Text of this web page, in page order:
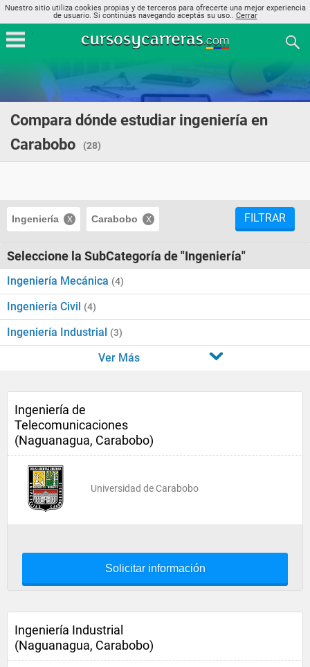
Nuestro sitio utiliza cookies propias y de terceros para ofrecerte una mejor experiencia
de usuario. Si continúas navegando aceptás su uso.. Cerrar
Compara dónde estudiar ingeniería en
Carabobo
(28)
Ingeniería Carabobo FILTRAR
Seleccione la SubCategoría de "Ingeniería"
Ingeniería Mecánica (4)
Ingeniería Civil (4)
Ingeniería Industrial (3)
Ver Más
Ingeniería de
Telecomunicaciones
(Naguanagua, Carabobo)
Universidad de Carabobo
Solicitar información
Ingeniería Industrial
(Naguanagua, Carabobo)